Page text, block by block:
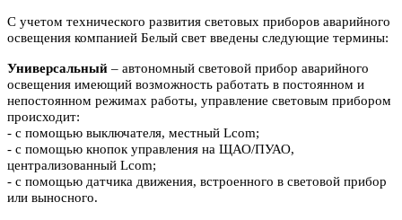
С учетом технического развития световых приборов аварийного
освещения компанией Белый свет введены следующие термины:
Универсальный – автономный световой прибор аварийного
освещения имеющий возможность работать в постоянном и
непостоянном режимах работы, управление световым прибором
происходит:
- с помощью выключателя, местный Lcom;
- с помощью кнопок управления на ЩАО/ПУАО,
централизованный Lcom;
- с помощью датчика движения, встроенного в световой прибор
или выносного.